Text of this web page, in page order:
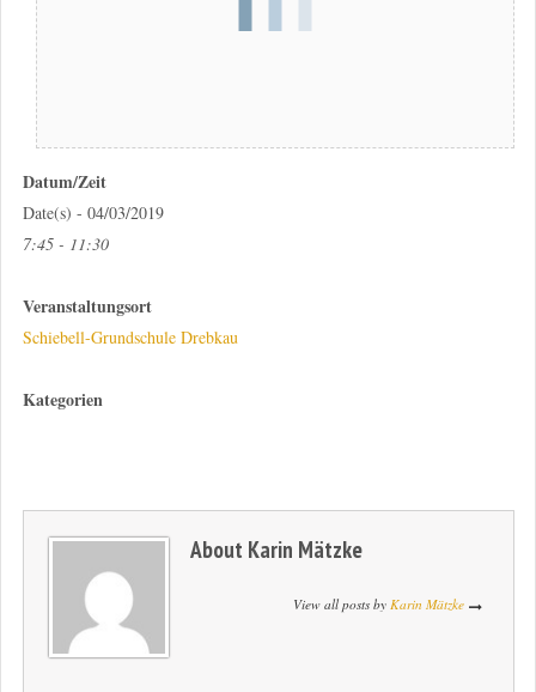
Datum/Zeit
Date(s) - 04/03/2019
7:45 - 11:30
Veranstaltungsort
Schiebell-Grundschule Drebkau
Kategorien
About Karin Mätzke
View all posts by Karin Mätzke